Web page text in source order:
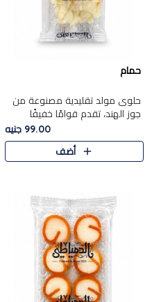
حمام
حلوى مولد تقليدية مصنوعة من
جوز الهند، تقدم قوامًا خفيفًا
ونكهة شرقية أصيلة تجسد روح
الـموسم الأعياد.
99.00 جنيه
أضف